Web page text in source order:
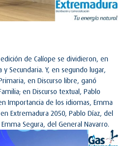
de Calíope se dividieron, en
Secundaria. Y, en segundo lugar,
en Discurso libre, ganó
en Discurso textual, Pablo
Importancia de los idiomas, Emma
Extremadura 2050, Pablo Díaz, del
Segura, del General Navarro.